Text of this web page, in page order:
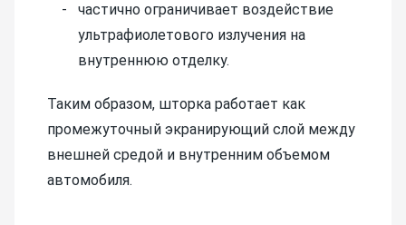
частично ограничивает воздействие
ультрафиолетового излучения на
внутреннюю отделку.
Таким образом, шторка работает как
промежуточный экранирующий слой между
внешней средой и внутренним объемом
автомобиля.